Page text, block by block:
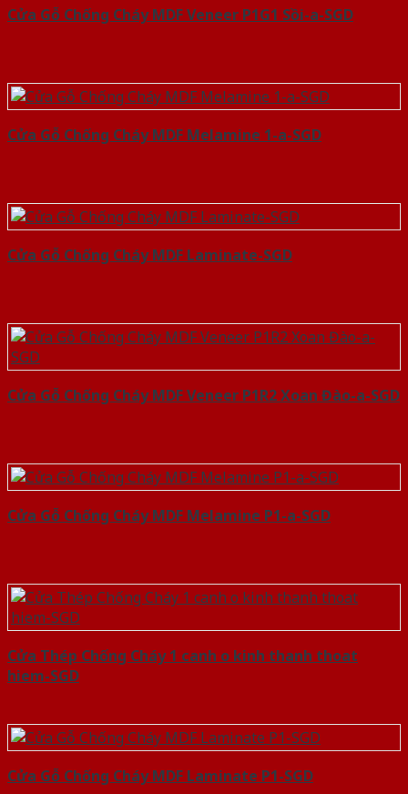
Cửa Gỗ Chống Cháy MDF Veneer P1G1 Sồi-a-SGD
Cửa Gỗ Chống Cháy MDF Melamine 1-a-SGD
Cửa Gỗ Chống Cháy MDF Laminate-SGD
Cửa Gỗ Chống Cháy MDF Veneer P1R2 Xoan Đào-a-SGD
Cửa Gỗ Chống Cháy MDF Melamine P1-a-SGD
Cửa Thép Chống Cháy 1 canh o kinh thanh thoat
hiem-SGD
Cửa Gỗ Chống Cháy MDF Laminate P1-SGD